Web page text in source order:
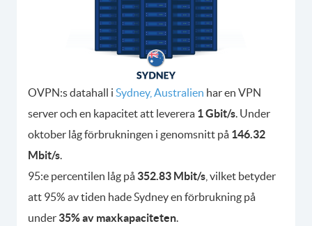
OVPN:s datahall i Sydney, Australien har en VPN
server och en kapacitet att leverera 1 Gbit/s. Under
oktober låg förbrukningen i genomsnitt på 146.32
Mbit/s.
95:e percentilen låg på 352.83 Mbit/s , vilket betyder
att 95% av tiden hade Sydney en förbrukning på
under 35% av maxkapaciteten.